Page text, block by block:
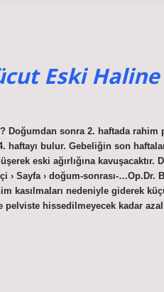
Eski
Doğumdan sonra 2. haftada
bulur. Gebeliğin son
eski ağırlığına
Sayfa › doğum-sonrası-…Op.Dr.
kasılmaları nedeniyle giderek
hissedilmeyecek kadar